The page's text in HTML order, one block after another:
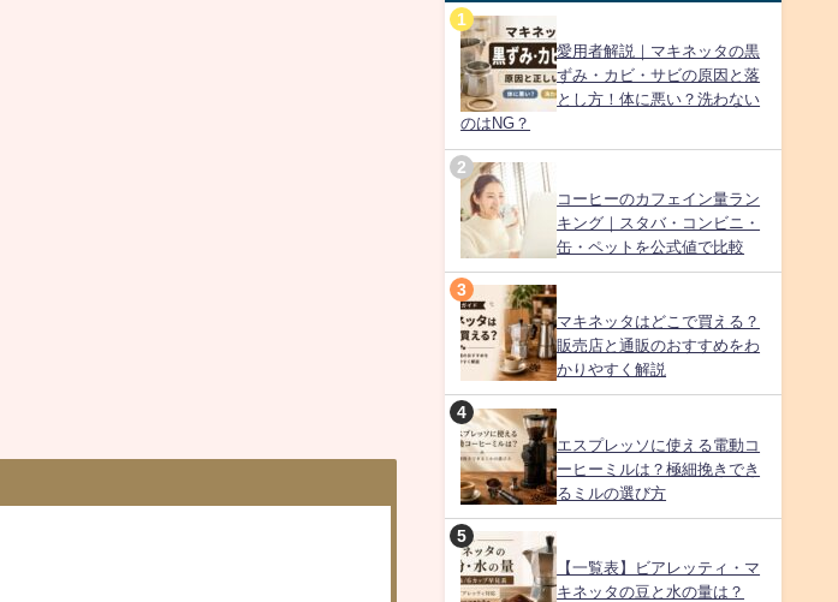
愛用者解説｜マキネッタの黒
ずみ・カビ・サビの原因と落
とし方！体に悪い？洗わない
のはNG？
コーヒーのカフェイン量ラン
キング｜スタバ・コンビニ・
缶・ペットを公式値で比較
マキネッタはどこで買える？
販売店と通販のおすすめをわ
かりやすく解説
エスプレッソに使える電動コ
ーヒーミルは？極細挽きでき
るミルの選び方
【一覧表】ビアレッティ・マ
キネッタの豆と水の量は？